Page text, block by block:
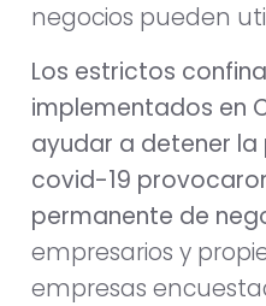
negocios pueden
Los estrictos
implementados en
ayudar a detener
covid-19
permanente de
empresarios y
empresas